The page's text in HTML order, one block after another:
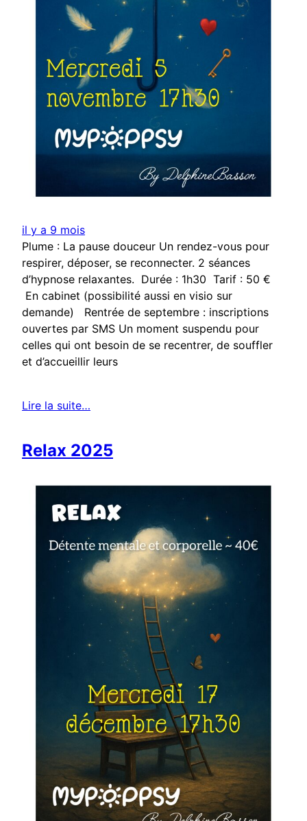
il y a 9 mois
Plume : La pause douceur Un rendez-vous pour
respirer, déposer, se reconnecter. 2 séances
d’hypnose relaxantes. Durée : 1h30 Tarif : 50 €
En cabinet (possibilité aussi en visio sur
demande) Rentrée de septembre : inscriptions
ouvertes par SMS Un moment suspendu pour
celles qui ont besoin de se recentrer, de souffler
et d’accueillir leurs
Lire la suite…
Relax 2025